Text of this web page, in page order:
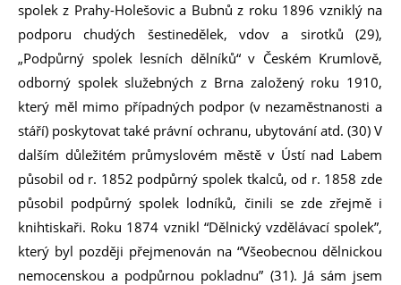
spolek z Prahy-Holešovic a Bubnů z roku 1896 vzniklý na
podporu chudých šestinedělek, vdov a sirotků (29),
„Podpůrný spolek lesních dělníků“ v Českém Krumlově,
odborný spolek služebných z Brna založený roku 1910,
který měl mimo případných podpor (v nezaměstnanosti a
stáří) poskytovat také právní ochranu, ubytování atd. (30) V
dalším důležitém průmyslovém městě v Ústí nad Labem
působil od r. 1852 podpůrný spolek tkalců, od r. 1858 zde
působil podpůrný spolek lodníků, činili se zde zřejmě i
knihtiskaři. Roku 1874 vznikl “Dělnický vzdělávací spolek”,
který byl později přejmenován na “Všeobecnou dělnickou
nemocenskou a podpůrnou pokladnu” (31). Já sám jsem